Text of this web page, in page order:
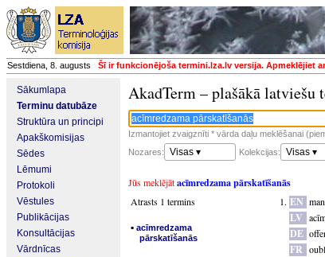
Sestdiena, 8. augusts Šī ir funkcionējoša termini.lza.lv versija. Apmeklējiet
Sākumlapa
Terminu datubāze
Struktūra un principi
Apakškomisijas
Sēdes
Lēmumi
Protokoli
Vēstules
Publikācijas
Konsultācijas
Vārdnīcas
AkadTerm – plašākā latviešu
Izmantojiet zvaigznīti * vārda daļu meklēšanai
Nozares:
Visas ▾ Kolekcijas: Visas ▾
Jūs meklējātacīmredzama pārskatīšanās
Atrasts 1 termins
▪ acīmredzama
pārskatīšanās
EN
LV
DE
FR